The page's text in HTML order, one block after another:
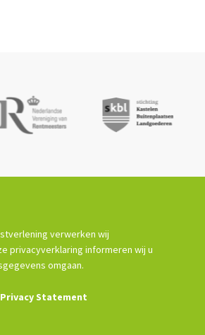
verwerken wij
privacyverklaring informeren wij u
omgaan.
Privacy Statement